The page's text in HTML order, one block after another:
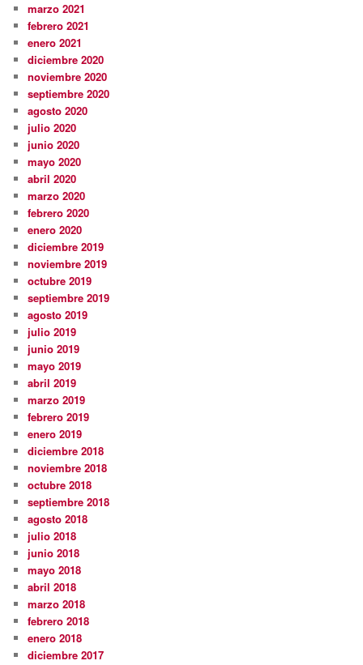
marzo 2021
febrero 2021
enero 2021
diciembre 2020
noviembre 2020
septiembre 2020
agosto 2020
julio 2020
junio 2020
mayo 2020
abril 2020
marzo 2020
febrero 2020
enero 2020
diciembre 2019
noviembre 2019
octubre 2019
septiembre 2019
agosto 2019
julio 2019
junio 2019
mayo 2019
abril 2019
marzo 2019
febrero 2019
enero 2019
diciembre 2018
noviembre 2018
octubre 2018
septiembre 2018
agosto 2018
julio 2018
junio 2018
mayo 2018
abril 2018
marzo 2018
febrero 2018
enero 2018
diciembre 2017